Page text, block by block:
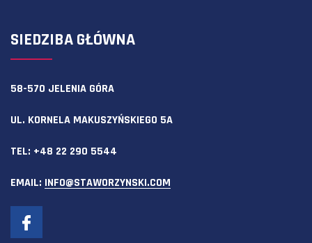
SIEDZIBA GŁÓWNA
58-570 JELENIA GÓRA
UL. KORNELA MAKUSZYŃSKIEGO 5A
TEL: +48 22 290 5544
EMAIL: INFO@STAWORZYNSKI.COM